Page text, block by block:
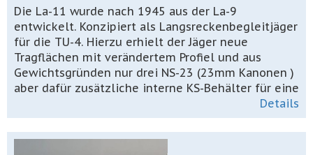
Die La-11 wurde nach 1945 aus der La-9
entwickelt. Konzipiert als Langsreckenbegleitjäger
für die TU-4. Hierzu erhielt der Jäger neue
Tragflächen mit verändertem Profiel und aus
Gewichtsgründen nur drei NS-23 (23mm Kanonen )
aber dafür zusätzliche interne KS-Behälter für eine
Details